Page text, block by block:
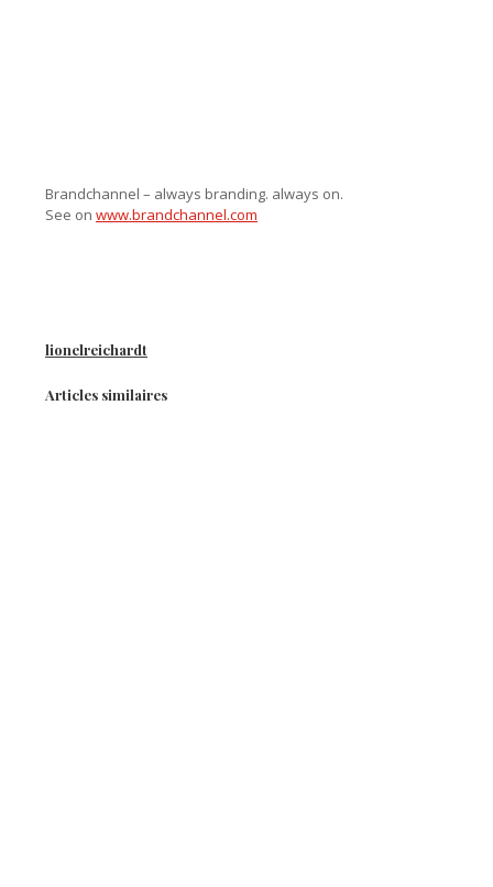
Brandchannel – always branding. always on.
See on www.brandchannel.com
lionelreichardt
Articles similaires